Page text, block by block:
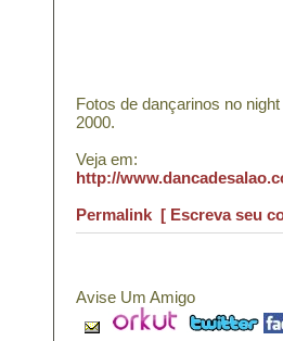
Fotos de dançarinos no
2000.
Veja em:
http://
Permalink [ Escreva seu
Avise Um Amigo